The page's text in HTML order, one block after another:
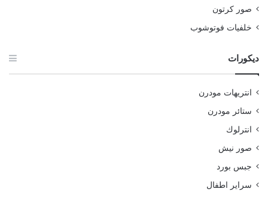
صور كرتون
خلفيات فوتوشوب
ديكورات
انتريهات مودرن
ستائر مودرن
انترلوك
صور نيش
جبس بورد
سراير اطفال